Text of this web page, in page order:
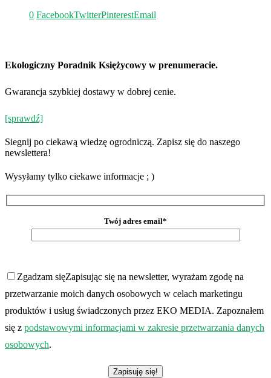
0 FacebookTwitterPinterestEmail
Ekologiczny Poradnik Księżycowy w prenumeracie.
Gwarancja szybkiej dostawy w dobrej cenie.
[sprawdź]
Siegnij po ciekawą wiedzę ogrodniczą. Zapisz się do naszego
newslettera!
Wysyłamy tylko ciekawe informacje ; )
Twój adres email*
Zgadzam sięZapisując się na newsletter, wyrażam zgodę na
przetwarzanie moich danych osobowych w celach marketingu
produktów i usług świadczonych przez EKO MEDIA. Zapoznałem
się z podstawowymi informacjami w zakresie przetwarzania danych
osobowych.